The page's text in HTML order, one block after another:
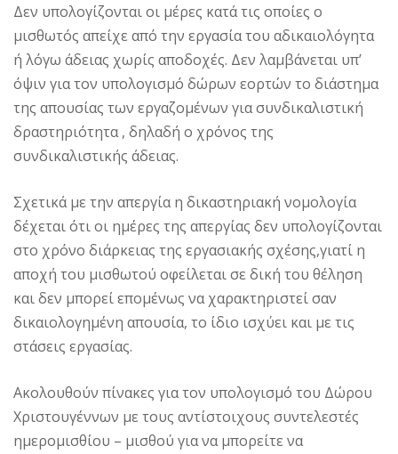
Δεν υπολογίζονται οι μέρες κατά τις οποίες ο
μισθωτός απείχε από την εργασία του αδικαιολόγητα
ή λόγω άδειας χωρίς αποδοχές. Δεν λαμβάνεται υπ’
όψιν για τον υπολογισμό δώρων εορτών το διάστημα
της απουσίας των εργαζομένων για συνδικαλιστική
δραστηριότητα , δηλαδή ο χρόνος της
συνδικαλιστικής άδειας.
Σχετικά με την απεργία η δικαστηριακή νομολογία
δέχεται ότι οι ημέρες της απεργίας δεν υπολογίζονται
στο χρόνο διάρκειας της εργασιακής σχέσης,γιατί η
αποχή του μισθωτού οφείλεται σε δική του θέληση
και δεν μπορεί επομένως να χαρακτηριστεί σαν
δικαιολογημένη απουσία, το ίδιο ισχύει και με τις
στάσεις εργασίας.
Ακολουθούν πίνακες για τον υπολογισμό του Δώρου
Χριστουγέννων με τους αντίστοιχους συντελεστές
ημερομισθίου – μισθού για να μπορείτε να